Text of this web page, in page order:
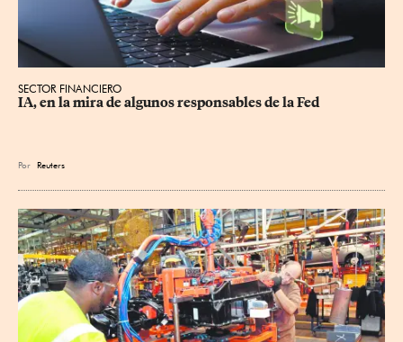
SECTOR FINANCIERO
IA, en la mira de algunos responsables de la Fed
Por Reuters